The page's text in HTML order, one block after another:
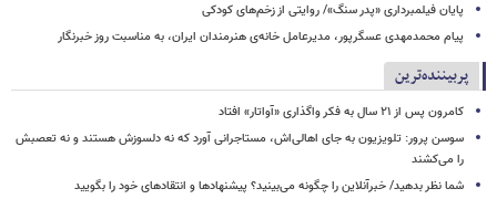
پایان فیلمبرداری «پدر سنگ»/ روایتی از زخم‌های کودکی
پیام محمدمهدی عسگرپور، مدیرعامل خانه‌ی هنرمندان ایران، به مناسبت روز خبرنگار
پربیننده‌ترین
کامرون پس از ۲۱ سال به فکر واگذاری «آواتار» افتاد
سوسن پرور: تلویزیون به جای اهالی‌اش، مستاجرانی آورد که نه دلسوزش هستند و نه تعصبش
را می‌کشند
شما نظر بدهید/ خبرآنلاین را چگونه می‌بینید؟ پیشنهادها و انتقادهای خود را بگویید